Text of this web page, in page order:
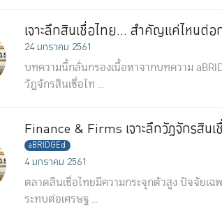
เจาะลึกสินเชื่อไทย… สำคัญแค่ไหนต่อ
24 มกราคม 2561
บทความนี้กลั่นกรองเนื้อหาจากบทความ
วัฏจักรสินเชื่อไท ...
Finance & Firms เจาะลึกวัฏจักรสิ
aBRIDGEd
4 มกราคม 2561
ตลาดสินเชื่อไทยมีความกระจุกตัวสูง ปัจจัยเฉ
ระทบต่อเศรษฐ ...